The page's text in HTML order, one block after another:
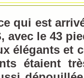
qui est
avec le 43
élégants et
étaient